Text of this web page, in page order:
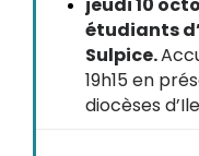
étudiants
Sulpice.
19h15 en
diocèses